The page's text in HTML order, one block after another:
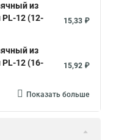
120
из
12 (12-
15,33 ₽
из
12 (16-
15,92 ₽
Показать больше